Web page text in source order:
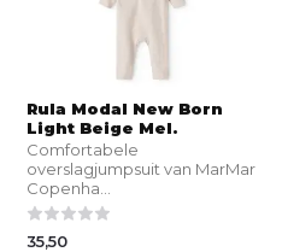
Rula Modal New Born
Light Beige Mel.
Comfortabele
overslagjumpsuit van MarMar
Copenha...
35,50